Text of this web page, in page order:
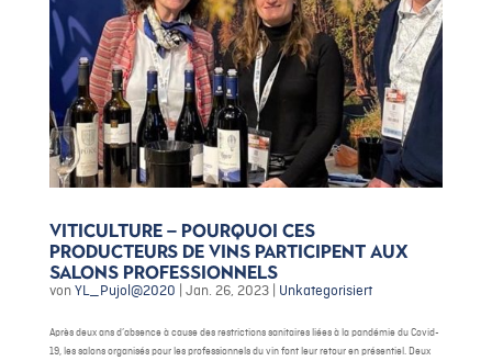
Viticulture – Pourquoi ces
producteurs de vins participent aux
salons professionnels
vonYL_Pujol@2020 Jan. 26, 2023| Unkategorisiert
Après deux ans d’absence à cause des restrictions sanitaires liées à la pandémie du Covid-
19, les salons organisés pour les professionnels du vin font leur retour en présentiel. Deux